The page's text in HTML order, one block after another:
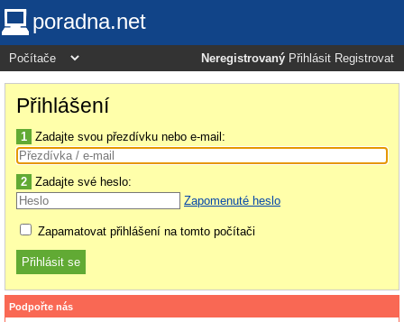
poradna.net
Neregistrovaný Přihlásit Registrovat
Přihlášení
1 Zadajte svou přezdívku nebo e-mail:
2 Zadajte své heslo:
Zapomenuté heslo
Zapamatovat přihlášení na tomto počítači
Podpořte nás